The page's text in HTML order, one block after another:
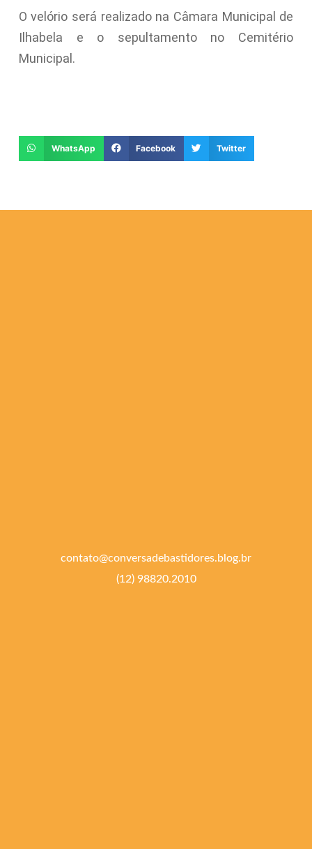
O velório será realizado na Câmara Municipal de
Ilhabela e o sepultamento no Cemitério
Municipal.
WhatsApp Facebook Twitter
contato@conversadebastidores.blog.br
(12) 98820.2010